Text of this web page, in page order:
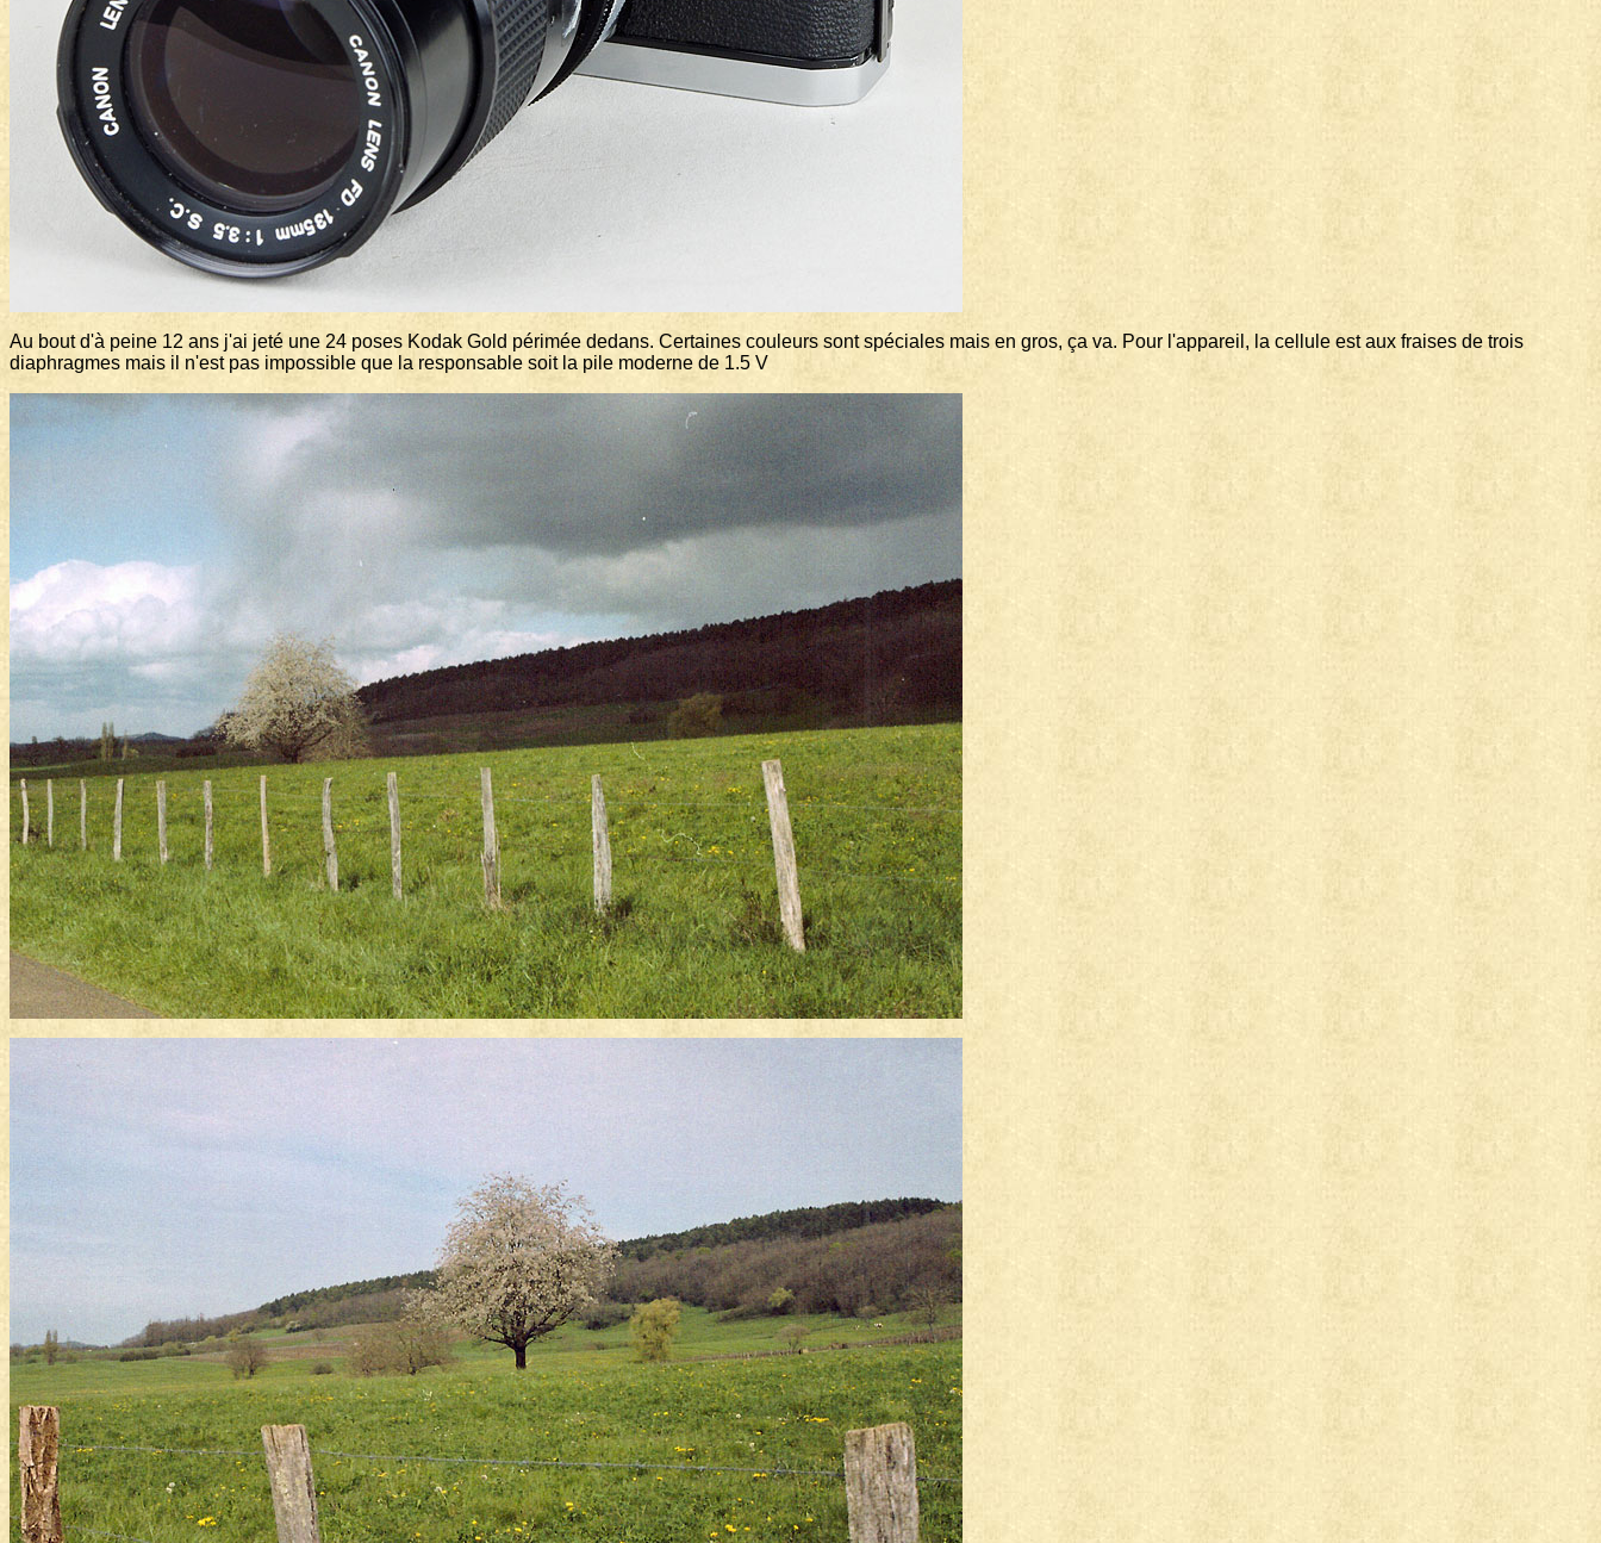
Au bout d'à peine 12 ans j'ai jeté une 24 poses Kodak Gold périmée dedans. Certaines couleurs sont spéciales mais en gros, ça va. Pour l'appareil, la cellule est aux fraises de trois
diaphragmes mais il n'est pas impossible que la responsable soit la pile moderne de 1.5 V